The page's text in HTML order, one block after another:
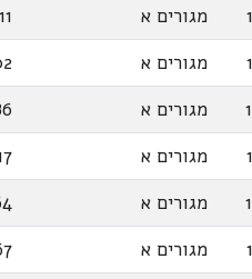
מגורים א
מגורים א
מגורים א
מגורים א
מגורים א
מגורים א